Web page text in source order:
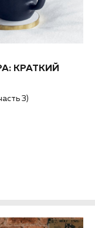
КРАТКИЙ
3)